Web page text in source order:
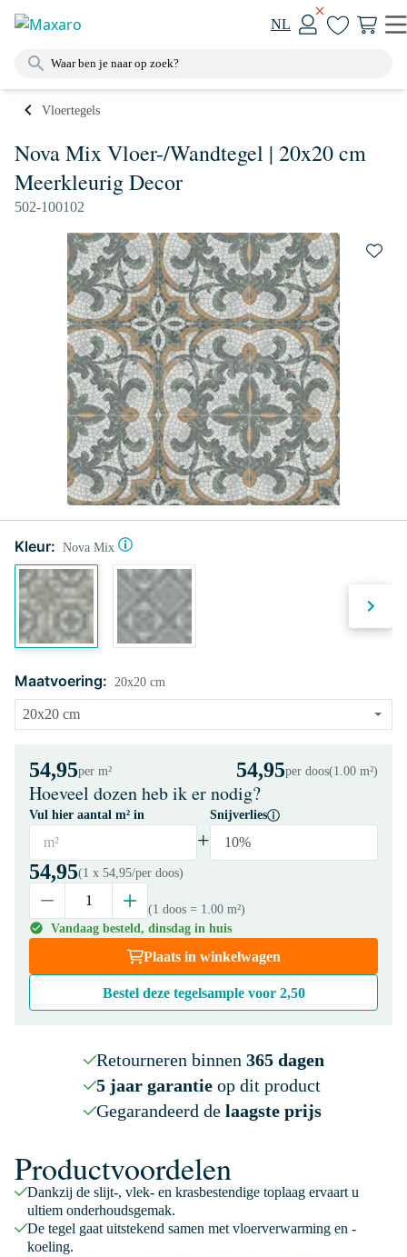
NL
Vloertegels
Nova Mix Vloer-/Wandtegel | 20x20 cm
Meerkleurig Decor
502-100102
Kleur: Nova Mix
Maatvoering: 20x20 cm
54,95per m² 54,95per doos(1.00 m²)
Hoeveel dozen heb ik er nodig?
Vul hier aantal m² in
m² +
Snijverlies
10%
54,95(1 x 54,95/per doos)
(1 doos = 1.00 m²)
Vandaag besteld, dinsdag in huis
Plaats in winkelwagen
Bestel deze tegelsample voor 2,50
Retourneren binnen 365 dagen
5 jaar garantieop dit product
Gegarandeerd de laagste prijs
Productvoordelen
Dankzij de slijt-, vlek- en krasbestendige toplaag ervaart u
ultiem onderhoudsgemak.
De tegel gaat uitstekend samen met vloerverwarming en -
koeling.